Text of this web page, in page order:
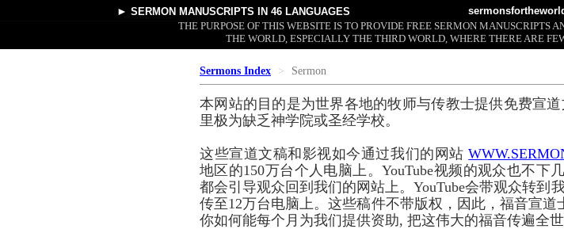
► SERMON MANUSCRIPTS IN 46 LANGUAGES
THE PURPOSE OF THIS WEBSITE IS TO PROVIDE FREE SERMON MANUSCRIPTS
THE WORLD, ESPECIALLY THE THIRD WORLD, WHERE THERE ARE
Sermons Index Sermon
本网站的目的是为世界各地的牧师与传教士提供免费宣
里极为缺乏神学院或圣经学校。
这些宣道文稿和影视如今通过我们的网站
地区的150万台个人电脑上。YouTube视频的观众也不下
都会引导观众回到我们的网站上。YouTube会带观众转到
传至12万台电脑上。这些稿件不带版权，因此，福音宣道
你如何能每个月为我们提供资助, 把这伟大的福音传遍全世